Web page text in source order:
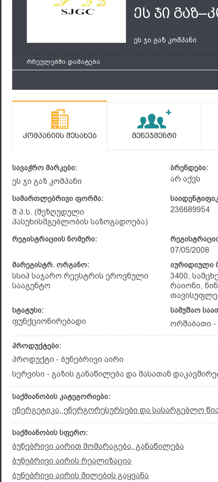
ეს ჯი
ეს ჯი გაზ კომპანი
რჩეულებში დამატება
Კომპანიის Შესახებ Მენეჯმენტი
სავაჭრო მარკები:
ეს ჯი გაზ კომპანი
ბრენდები:
არ აქვს
სამართლებრივი ფორმა:
შ.პ.ს. (შეზღუდული
პასუხისმგებლობის საზოგადოება)
236689954
რეგისტრაციის ნომერი:
07/05/2008
მარეგისტრ. ორგანო:
სსიპ საჯარო რეესტრის ეროვნული
სააგენტო
იურიდიული
3400,
რაიონი,
სტატუსი:
ფუნქციონირებადი
სამუშაო
ორშაბათი -
პროდუქტები:
პროდუქტი - ბუნებრივი აირი
სერვისი - გაზის განაწილება და მასათან
საქმიანობის კატეგორიები:
ენერგეტიკა, ენერგორესურსები და სასარგებლო
საქმიანობის სფერო:
ბუნებრივი აირით მომარაგება, განაწილება
ბუნებრივი აირის რეალიზაცია
ბუნებრივი აირის მილების გაყვანა